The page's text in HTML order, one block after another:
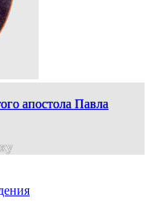
апостола Павла